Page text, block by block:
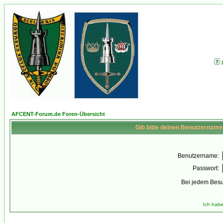
AFCENT-Forum.de Foren-Übersicht
Gib bitte deinen
Benutzername:
Passwort:
Bei jedem
Ich